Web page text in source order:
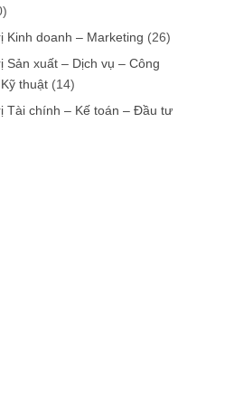
Kinh doanh – Marketing (26)
Sản xuất – Dịch vụ – Công
thuật (14)
Tài chính – Kế toán – Đầu tư